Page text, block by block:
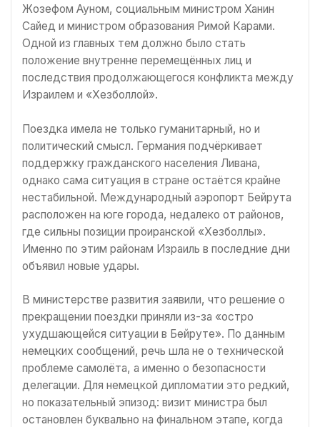
Жозефом Ауном, социальным министром Ханин
Сайед и министром образования Римой Карами.
Одной из главных тем должно было стать
положение внутренне перемещённых лиц и
последствия продолжающегося конфликта между
Израилем и «Хезболлой».
Поездка имела не только гуманитарный, но и
политический смысл. Германия подчёркивает
поддержку гражданского населения Ливана,
однако сама ситуация в стране остаётся крайне
нестабильной. Международный аэропорт Бейрута
расположен на юге города, недалеко от районов,
где сильны позиции проиранской «Хезболлы».
Именно по этим районам Израиль в последние дни
объявил новые удары.
В министерстве развития заявили, что решение о
прекращении поездки приняли из-за «остро
ухудшающейся ситуации в Бейруте». По данным
немецких сообщений, речь шла не о технической
проблеме самолёта, а именно о безопасности
делегации. Для немецкой дипломатии это редкий,
но показательный эпизод: визит министра был
остановлен буквально на финальном этапе, когда